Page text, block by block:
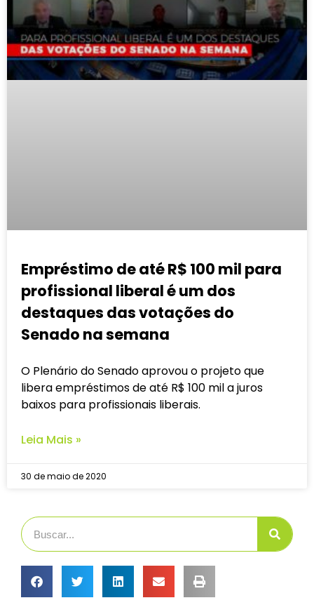
Empréstimo de até R$ 100 mil para
profissional liberal é um dos
destaques das votações do
Senado na semana
O Plenário do Senado aprovou o projeto que
libera empréstimos de até R$ 100 mil a juros
baixos para profissionais liberais.
Leia Mais »
30 de maio de 2020